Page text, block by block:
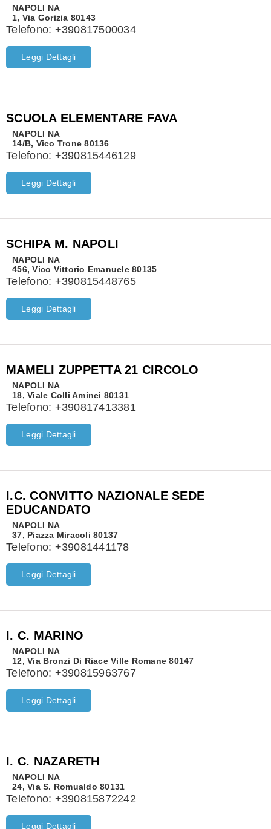
NAPOLI
NA
1, Via Gorizia 80143
Telefono: +390817500034
Leggi Dettagli
SCUOLA ELEMENTARE FAVA
NAPOLI
NA
14/B, Vico Trone 80136
Telefono: +390815446129
Leggi Dettagli
SCHIPA M. NAPOLI
NAPOLI
NA
456, Vico Vittorio Emanuele 80135
Telefono: +390815448765
Leggi Dettagli
MAMELI ZUPPETTA 21 CIRCOLO
NAPOLI
NA
18, Viale Colli Aminei 80131
Telefono: +390817413381
Leggi Dettagli
I.C. CONVITTO NAZIONALE SEDE
EDUCANDATO
NAPOLI
NA
37, Piazza Miracoli 80137
Telefono: +39081441178
Leggi Dettagli
I. C. MARINO
NAPOLI
NA
12, Via Bronzi Di Riace Ville Romane 80147
Telefono: +390815963767
Leggi Dettagli
I. C. NAZARETH
NAPOLI
NA
24, Via S. Romualdo 80131
Telefono: +390815872242
Leggi Dettagli